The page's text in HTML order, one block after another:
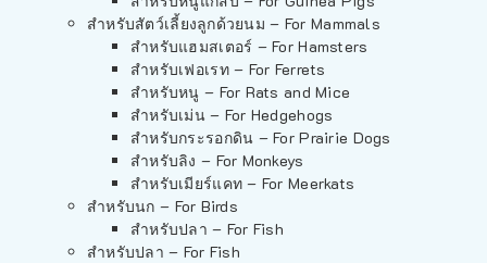
สำหรับสัตว์เลี้ยงลูกด้วยนม – For Mammals
สำหรับแฮมสเตอร์ – For Hamsters
สำหรับเฟอเรท – For Ferrets
สำหรับหนู – For Rats and Mice
สำหรับเม่น – For Hedgehogs
สำหรับกระรอกดิน – For Prairie Dogs
สำหรับลิง – For Monkeys
สำหรับเมียร์แคท – For Meerkats
สำหรับนก – For Birds
สำหรับปลา – For Fish
สำหรับปลา – For Fish